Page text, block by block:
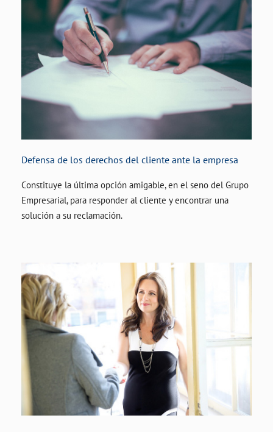
Defensa de los derechos del cliente ante la empresa
Constituye la última opción amigable, en el seno del Grupo
Empresarial, para responder al cliente y encontrar una
solución a su reclamación.